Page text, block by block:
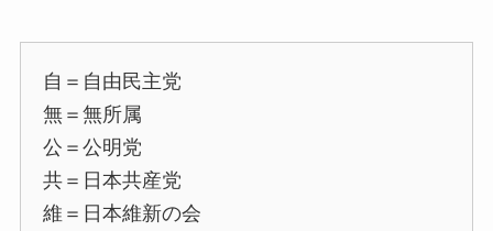
自＝自由民主党
無＝無所属
公＝公明党
共＝日本共産党
維＝日本維新の会